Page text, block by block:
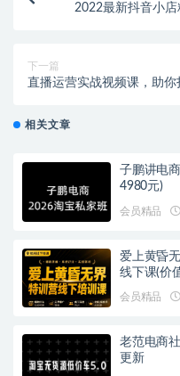
2022最新抖音小
下一篇
直播运营实战视频课，助
相关文章
子鹏讲电
4980元)
会员精品
爱上黄昏
线下课(价
会员精品
老范电商
更新